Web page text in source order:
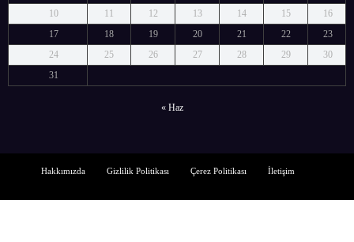
10
11 12 13 14 15
16
17
18 19 20 21 22
23
24
25 26 27 28 29
30
31
« Haz
Hakkımızda Gizlilik Politikası Çerez Politikası İletişim